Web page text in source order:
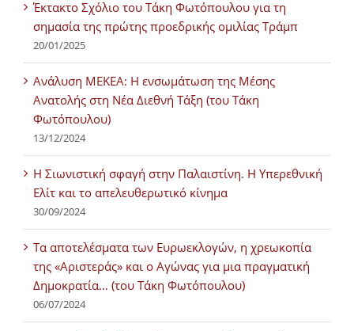
Έκτακτο Σχόλιο του Τάκη Φωτόπουλου για τη
σημασία της πρώτης προεδρικής ομιλίας Τράμπ
20/01/2025
Ανάλυση ΜΕΚΕΑ: Η ενσωμάτωση της Μέσης
Ανατολής στη Νέα Διεθνή Τάξη (του Τάκη
Φωτόπουλου)
13/12/2024
Η Σιωνιστική σφαγή στην Παλαιστίνη. Η Υπερεθνική
Ελίτ και το απελευθερωτικό κίνημα
30/09/2024
Τα αποτελέσματα των Ευρωεκλογών, η χρεωκοπία
της «Αριστεράς» και ο Αγώνας για μια πραγματική
Δημοκρατία… (του Τάκη Φωτόπουλου)
06/07/2024